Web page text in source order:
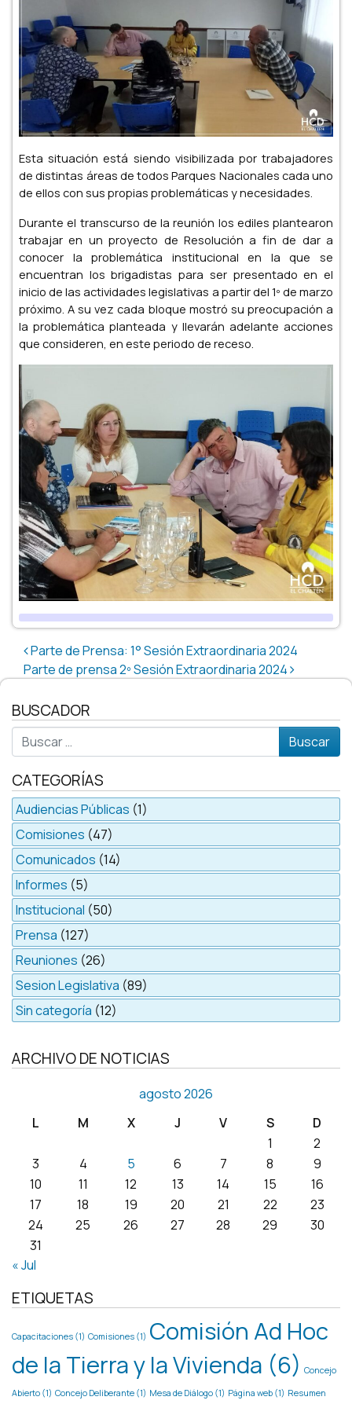
Esta situación está siendo visibilizada por trabajadores
de distintas áreas de todos Parques Nacionales cada uno
de ellos con sus propias problemáticas y necesidades.
Durante el transcurso de la reunión los ediles plantearon
trabajar en un proyecto de Resolución a fin de dar a
conocer la problemática institucional en la que se
encuentran los brigadistas para ser presentado en el
inicio de las actividades legislativas a partir del 1º de marzo
próximo. A su vez cada bloque mostró su preocupación a
la problemática planteada y llevarán adelante acciones
que consideren, en este periodo de receso.
Post navigation
Parte de Prensa: 1° Sesión Extraordinaria 2024
Parte de prensa 2º Sesión Extraordinaria 2024
BUSCADOR
Buscar
CATEGORÍAS
Audiencias Públicas (1)
Comisiones (47)
Comunicados (14)
Informes (5)
Institucional (50)
Prensa (127)
Reuniones (26)
Sesion Legislativa (89)
Sin categoría (12)
ARCHIVO DE NOTICIAS
agosto 2026
L
M X J V S
D
1
2
3
4 5 6 7 8
9
10
11 12 13 14 15
16
17
18 19 20 21 22
23
24
25 26 27 28 29
30
31
« Jul
ETIQUETAS
Capacitaciones (1) Comisiones (1) Comisión Ad Hoc
de la Tierra y la Vivienda (6) Concejo
Abierto (1) Concejo Deliberante (1) Mesa de Diálogo (1) Página web (1) Resumen